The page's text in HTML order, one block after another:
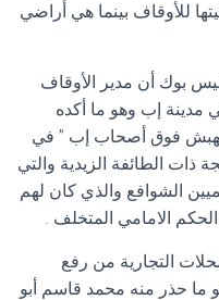
للأوقاف بينما هي أراضي
بوك أن مدير الأوقاف
مدينة إب وهو ما أكده
فوق أصحاب إب ” في
الطائفة الزيدية والتي
الشوافع والذي كان لهم
التجارية من رفع
ما حذر منه محمد قاسم أبو